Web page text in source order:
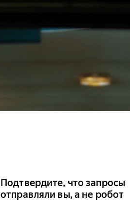
Подтвердите, что запросы
отправляли вы, а не робот